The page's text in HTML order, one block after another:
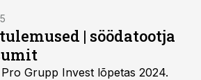
| söödatootja
Grupp Invest lõpetas 2024.